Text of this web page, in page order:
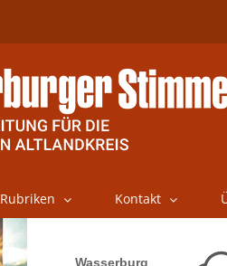
Rubriken Kontakt